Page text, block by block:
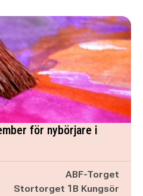
för nybörjare i
ABF-Torget
Stortorget 1B Kungsör